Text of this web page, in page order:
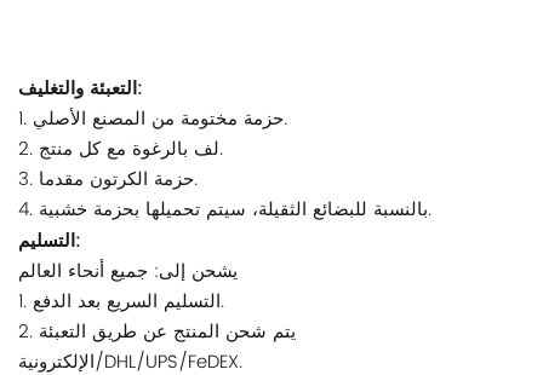
التعبئة والتغليف:
1. حزمة مختومة من المصنع الأصلي.
2. لف بالرغوة مع كل منتج.
3. حزمة الكرتون مقدما.
4. بالنسبة للبضائع الثقيلة، سيتم تحميلها بحزمة خشبية.
التسليم:
يشحن إلى: جميع أنحاء العالم
1. التسليم السريع بعد الدفع.
2. يتم شحن المنتج عن طريق التعبئة
الإلكترونية/DHL/UPS/FeDEX.